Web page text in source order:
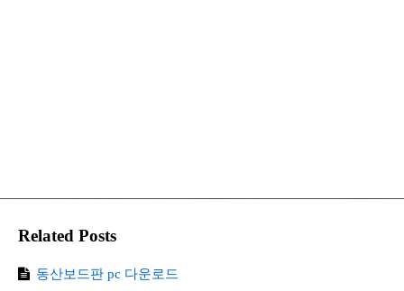
Related Posts
동산보드판 pc 다운로드